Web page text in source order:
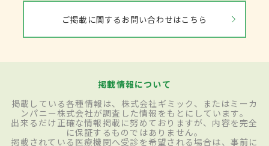
ご掲載に関するお問い合わせはこちら
掲載情報について
掲載している各種情報は、株式会社ギミック、またはミーカ
ンパニー株式会社が調査した情報をもとにしています。
出来るだけ正確な情報掲載に努めておりますが、内容を完全
に保証するものではありません。
掲載されている医療機関へ受診を希望される場合は、事前に